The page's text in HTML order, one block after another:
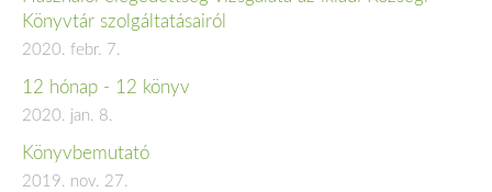
Könyvtár szolgáltatásairól
2020. febr. 7.
12 hónap - 12 könyv
2020. jan. 8.
Könyvbemutató
2019. nov. 27.